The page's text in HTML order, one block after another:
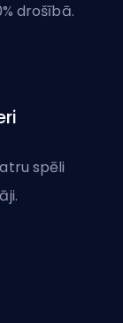
drošībā.
spēli